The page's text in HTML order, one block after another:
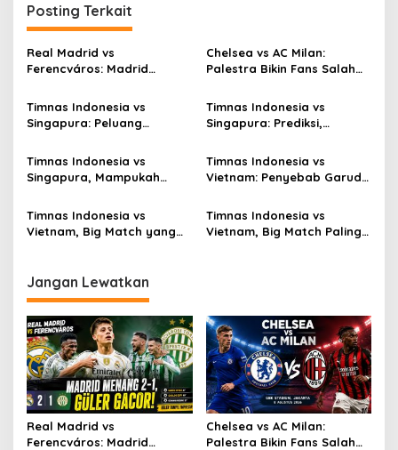
Posting Terkait
Real Madrid vs
Ferencváros: Madrid
Chelsea vs AC Milan:
Palestra Bikin Fans Salah
Timnas Indonesia vs
Singapura: Peluang
Melayang
Timnas Indonesia vs
Singapura: Prediksi,
Timnas Indonesia vs
Singapura, Mampukah
Timnas Indonesia vs
Vietnam: Penyebab Garuda
Timnas Indonesia vs
Vietnam, Big Match yang
Timnas Indonesia vs
Vietnam, Big Match Paling
Jangan Lewatkan
Real Madrid vs
Ferencváros: Madrid
Chelsea vs AC Milan:
Palestra Bikin Fans Salah